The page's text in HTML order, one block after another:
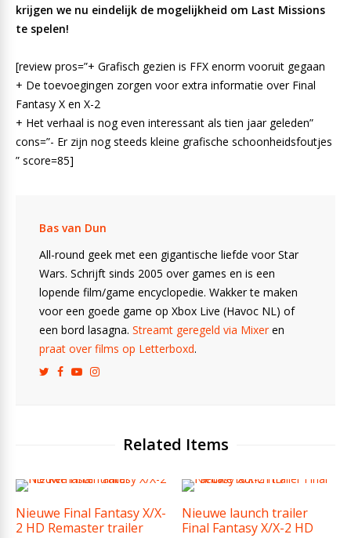
krijgen we nu eindelijk de mogelijkheid om Last Missions
te spelen!
[review pros=”+ Grafisch gezien is FFX enorm vooruit gegaan
+ De toevoegingen zorgen voor extra informatie over Final
Fantasy X en X-2
+ Het verhaal is nog even interessant als tien jaar geleden”
cons=”- Er zijn nog steeds kleine grafische schoonheidsfoutjes
” score=85]
Bas van Dun
All-round geek met een gigantische liefde voor Star
Wars. Schrijft sinds 2005 over games en is een
lopende film/game encyclopedie. Wakker te maken
voor een goede game op Xbox Live (Havoc NL) of
een bord lasagna. Streamt geregeld via Mixeren
praat over films op Letterboxd.
Related Items
Nieuwe Final Fantasy X/X-
2 HD Remaster trailer
Nieuwe launch trailer
Final Fantasy X/X-2 HD